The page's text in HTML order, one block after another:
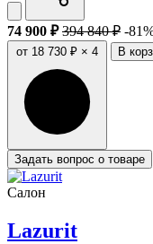
74 900 ₽ 394 840 ₽ -
от 18 730 ₽ × 4 В
Задать вопрос о товаре
Салон
Lazurit